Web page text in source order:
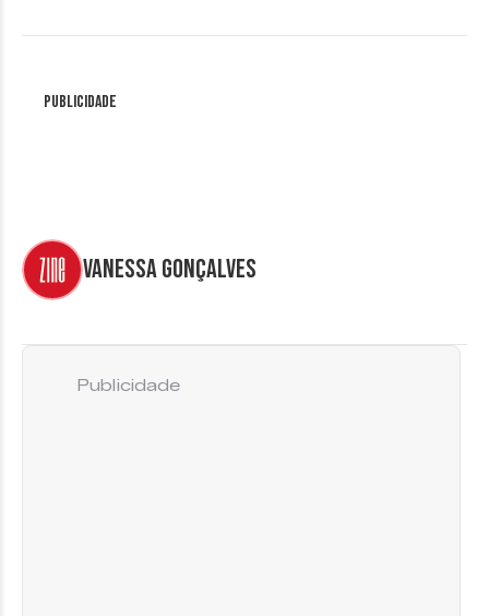
Publicidade
Vanessa Gonçalves
Publicidade